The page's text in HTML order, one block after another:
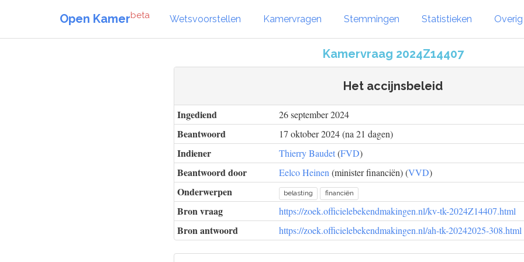
Open Kamerbeta Wetsvoorstellen Kamervragen Stemmingen Statistieken
Kamervraag 2024Z14407
Het accijnsbeleid
Ingediend 26 september 2024
Beantwoord 17 oktober 2024 (na 21 dagen)
Indiener Thierry Baudet(FVD)
Beantwoord door Eelco Heinen (minister financiën) (VVD)
Onderwerpen belasting financiën
Bron vraag https://zoek.officielebekendmakingen.nl/kv-tk-2024Z14407.html
Bron antwoord https://zoek.officielebekendmakingen.nl/ah-tk-20242025-308.html